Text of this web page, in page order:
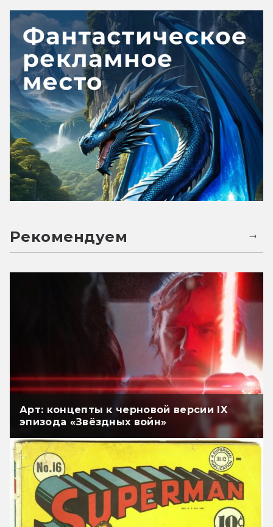
Рекомендуем
Арт: концепты к черновой версии IX
эпизода «Звёздных войн»